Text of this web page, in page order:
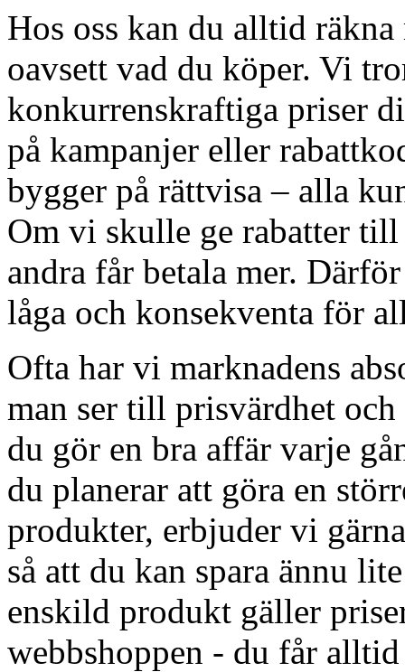
Hos oss kan du alltid
oavsett vad du köper. Vi
konkurrenskraftiga priser
på kampanjer eller
bygger på rättvisa – alla
Om vi skulle ge rabatter
andra får betala mer.
låga och konsekventa för
Ofta har vi marknadens
man ser till prisvärdhet
du gör en bra affär varje
du planerar att göra en
produkter, erbjuder vi
så att du kan spara ännu
enskild produkt gäller
webbshoppen - du får